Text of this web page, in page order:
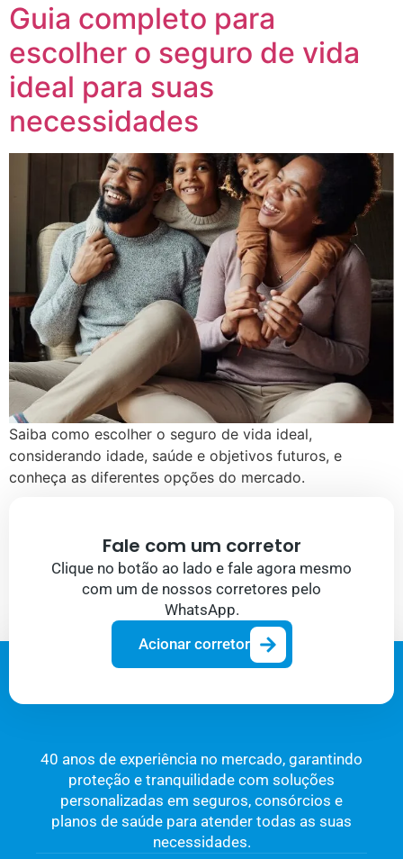
Guia completo para
escolher o seguro de vida
ideal para suas
necessidades
Saiba como escolher o seguro de vida ideal,
considerando idade, saúde e objetivos futuros, e
conheça as diferentes opções do mercado.
Fale com um corretor
Clique no botão ao lado e fale agora mesmo
com um de nossos corretores pelo
WhatsApp.
Acionar corretor
40 anos de experiência no mercado, garantindo
proteção e tranquilidade com soluções
personalizadas em seguros, consórcios e
planos de saúde para atender todas as suas
necessidades.